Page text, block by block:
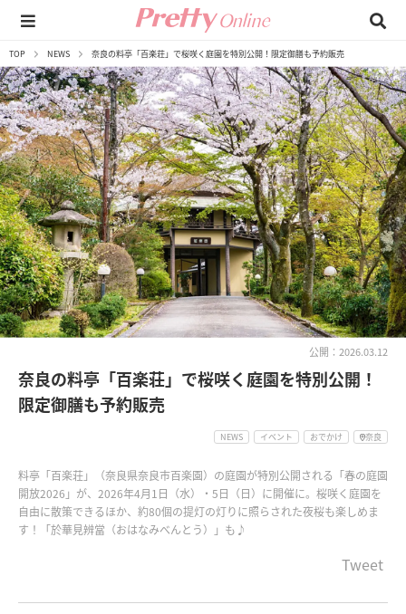
TOP NEWS 奈良の料亭「百楽荘」で桜咲く庭園を特別公開！限定御膳も予約販売
公開：2026.03.12
奈良の料亭「百楽荘」で桜咲く庭園を特別公開！
限定御膳も予約販売
NEWS イベント おでかけ 奈良
料亭「百楽荘」（奈良県奈良市百楽園）の庭園が特別公開される「春の庭園
開放2026」が、2026年4月1日（水）・5日（日）に開催に。桜咲く庭園を
自由に散策できるほか、約80個の提灯の灯りに照らされた夜桜も楽しめま
す！「於華見辨當（おはなみべんとう）」も♪
Tweet